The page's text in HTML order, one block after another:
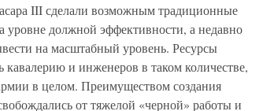
III сделали возможным традиционные
уровне должной эффективности, а недавно
на масштабный уровень. Ресурсы
и инженеров в таком количестве,
в целом. Преимуществом создания
от тяжелой «черной» работы и